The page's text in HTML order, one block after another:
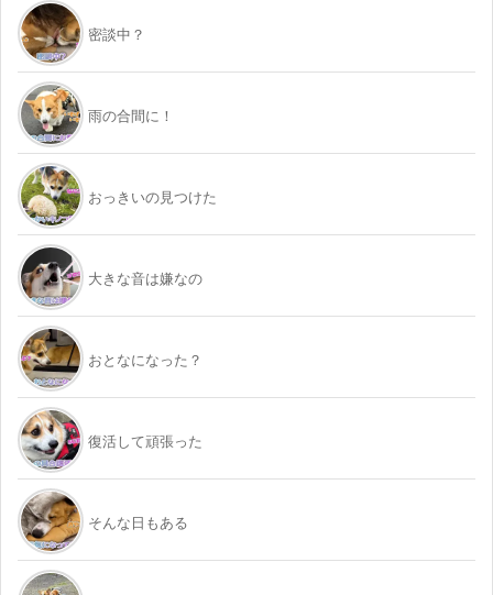
密談中？
雨の合間に！
おっきいの見つけた
大きな音は嫌なの
おとなになった？
復活して頑張った
そんな日もある